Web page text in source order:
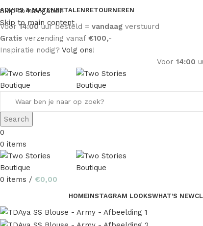
Skip to navigation
Skip to main content
ADVIES & MATENBETALENRETOURNEREN
Voor14:00uur besteld = vandaag verstuurd
Gratis verzending vanaf €100,-
Inspiratie nodig? Volg ons!
Voor 14:00
Search
0
0 items
0 items / €0,00
HOMEINSTAGRAM LOOKSWHAT’S NEW